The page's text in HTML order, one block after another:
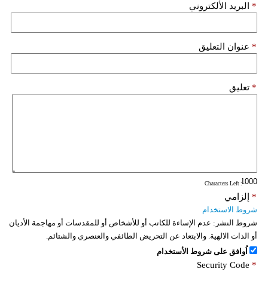
البريد الألكتروني *
عنوان التعليق *
تعليق *
: Characters Left
إلزامي *
شروط الاستخدام
شروط النشر: عدم الإساءة للكاتب أو للأشخاص أو للمقدسات أو مهاجمة الأديان
أو الذات الالهية. والابتعاد عن التحريض الطائفي والعنصري والشتائم.
اُوافق على شروط الأستخدام
Security Code *